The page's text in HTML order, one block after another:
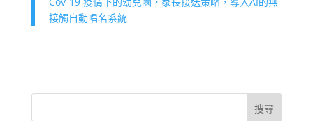
接觸自動唱名系統